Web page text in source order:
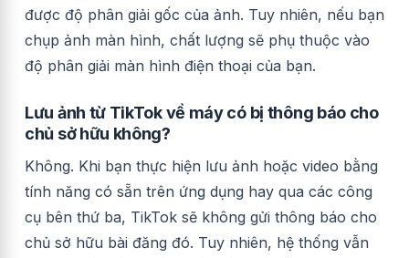
được độ phân giải gốc của ảnh. Tuy nhiên, nếu bạn
chụp ảnh màn hình, chất lượng sẽ phụ thuộc vào
độ phân giải màn hình điện thoại của bạn.
Lưu ảnh từ TikTok về máy có bị thông báo cho
chủ sở hữu không?
Không. Khi bạn thực hiện lưu ảnh hoặc video bằng
tính năng có sẵn trên ứng dụng hay qua các công
cụ bên thứ ba, TikTok sẽ không gửi thông báo cho
chủ sở hữu bài đăng đó. Tuy nhiên, hệ thống vẫn